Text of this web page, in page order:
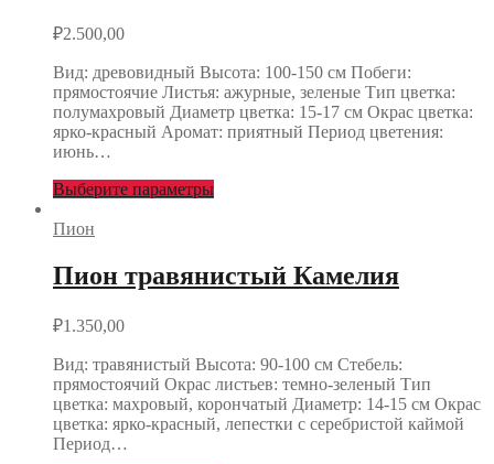
₽2.500,00
Вид: древовидный Высота: 100-150 см Побеги:
прямостоячие Листья: ажурные, зеленые Тип цветка:
полумахровый Диаметр цветка: 15-17 см Окрас цветка:
ярко-красный Аромат: приятный Период цветения:
июнь…
Выберите параметры
Пион
Пион травянистый Камелия
₽1.350,00
Вид: травянистый Высота: 90-100 см Стебель:
прямостоячий Окрас листьев: темно-зеленый Тип
цветка: махровый, корончатый Диаметр: 14-15 см Окрас
цветка: ярко-красный, лепестки с серебристой каймой
Период…